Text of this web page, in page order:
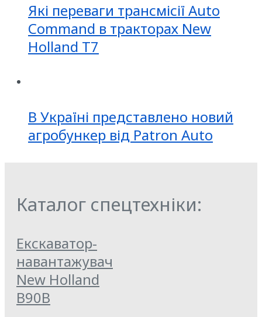
Які переваги трансмісії Auto
Command в тракторах New
Holland T7
В Україні представлено новий
агробункер від Patron Auto
Каталог спецтехніки:
Екскаватор-
навантажувач
New Holland
B90B